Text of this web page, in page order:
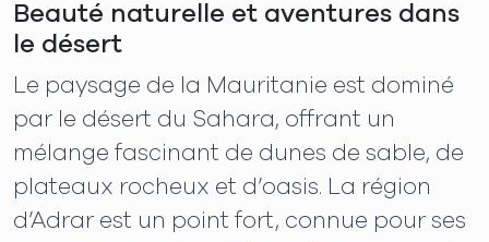
Beauté naturelle et aventures dans
le désert
Le paysage de la Mauritanie est dominé
par le désert du Sahara, offrant un
mélange fascinant de dunes de sable, de
plateaux rocheux et d’oasis. La région
d’Adrar est un point fort, connue pour ses